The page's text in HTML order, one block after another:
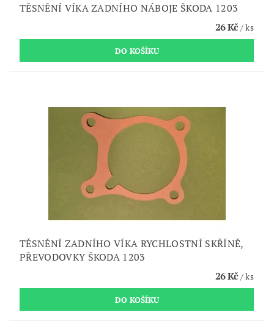
TĚSNĚNÍ VÍKA ZADNÍHO NÁBOJE ŠKODA 1203
26 Kč/ ks
TĚSNĚNÍ ZADNÍHO VÍKA RYCHLOSTNÍ SKŘÍNĚ,
PŘEVODOVKY ŠKODA 1203
26 Kč/ ks